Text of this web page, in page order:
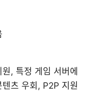
, 특정 게임 서버에
츠 우회, P2P 지원